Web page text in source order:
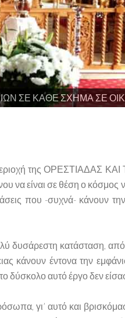
ΣΕ ΚΑΘΕ ΣΧΗΜΑ ΣΕ
περιοχή της ΟΡΕΣΤΙΑΔΑΣ
να είναι σε θέση ο κόσμος
που -συχνά- κάνουν
δυσάρεστη κατάσταση,
κάνουν έντονα την
δύσκολο αυτό έργο δεν
γι’ αυτό και